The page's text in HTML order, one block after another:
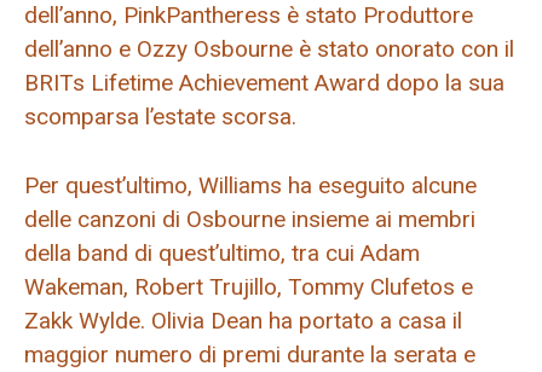
dell’anno, PinkPantheress è stato Produttore
dell’anno e Ozzy Osbourne è stato onorato con il
BRITs Lifetime Achievement Award dopo la sua
scomparsa l’estate scorsa.
Per quest’ultimo, Williams ha eseguito alcune
delle canzoni di Osbourne insieme ai membri
della band di quest’ultimo, tra cui Adam
Wakeman, Robert Trujillo, Tommy Clufetos e
Zakk Wylde. Olivia Dean ha portato a casa il
maggior numero di premi durante la serata e